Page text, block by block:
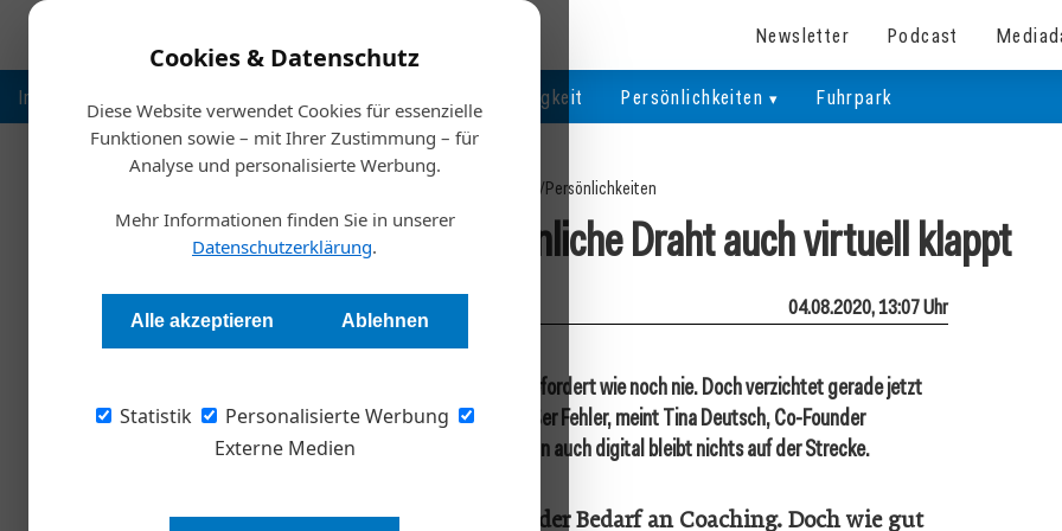
Cookies & Datenschutz
Diese Website verwendet Cookies für essenzielle
Funktionen sowie – mit Ihrer Zustimmung – für
Analyse und personalisierte Werbung.
Mehr Informationen finden Sie in unserer
Datenschutzerklärung.
Alle akzeptieren Ablehnen
Statistik
Personalisierte Werbung
Externe Medien
Newsletter Podcast
Inspiration Nachhaltigkeit Persönlichkeiten Fuhrpark
/Persönlichkeiten
Coaching: Warum der persönliche Draht auch virtuell klappt
Redaktion 04.08.2020, 13:07 Uhr
Führungskräfte sind aufgrund der Pandemie gefordert wie noch nie. Doch verzichtet gerade jetzt
mancher auf professionelles Coaching. Ein großer Fehler, meint Tina Deutsch, Co-Founder
und Managing Partner von Haufe Advisory. Denn auch digital bleibt nichts auf der Strecke.
Gerade in Zeiten von Corona steigt der Bedarf an Coaching. Doch wie gut